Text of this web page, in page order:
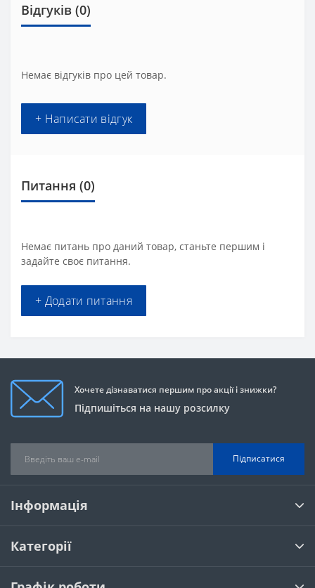
Відгуків (0)
Немає відгуків про цей товар.
+ Написати відгук
Питання (0)
Немає питань про даний товар, станьте першим і
задайте своє питання.
+ Додати питання
Хочете дізнаватися першим про акції і знижки?
Підпишіться на нашу розсилку
Підписатися
Інформація
Категорії